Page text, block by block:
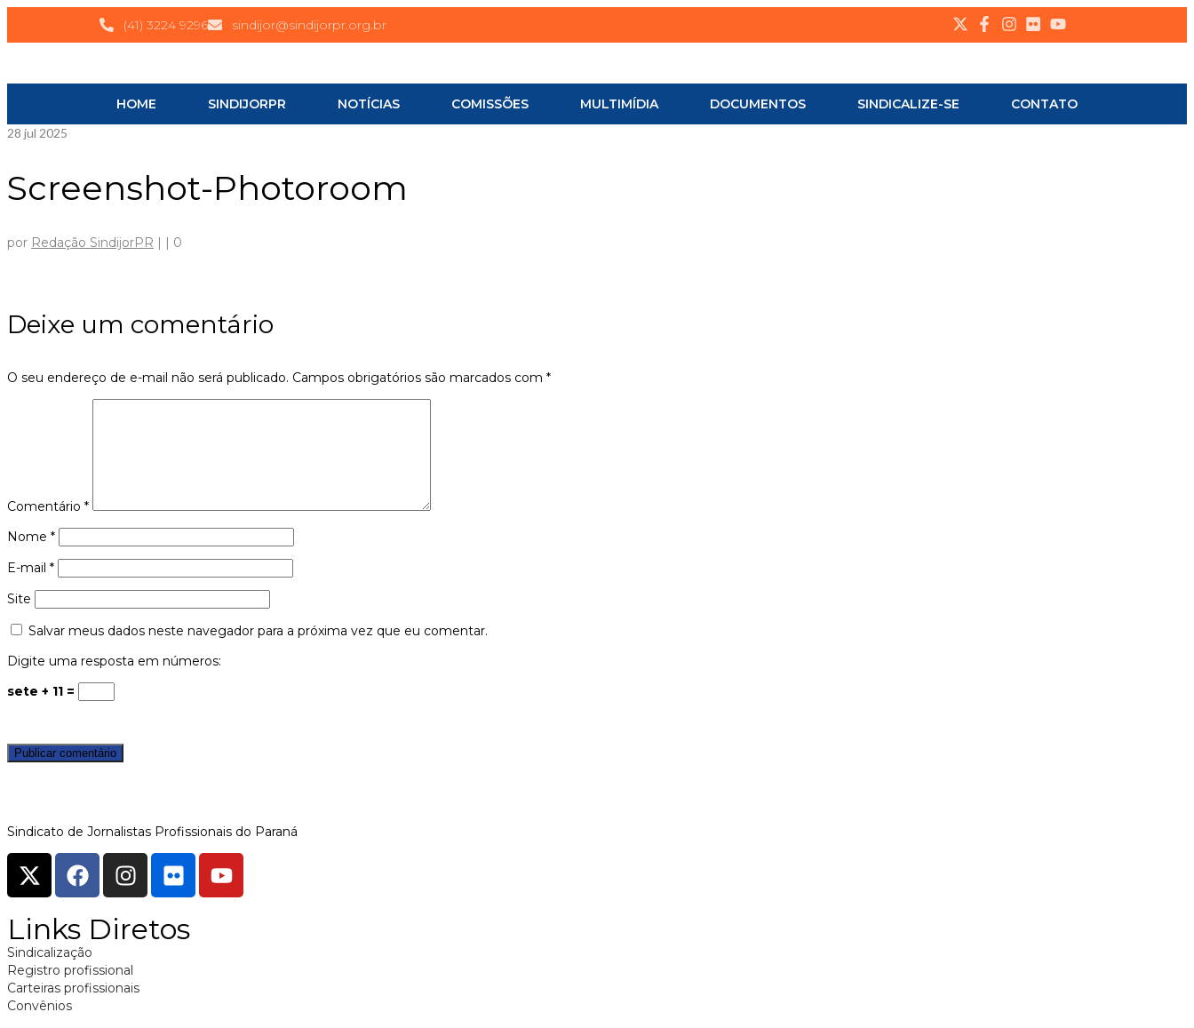
(41) 3224 9296 sindijor@sindijorpr.org.br
HOME SINDIJORPR NOTÍCIAS COMISSÕES MULTIMÍDIA DOCUMENTOS SINDICALIZE-SE CONTATO
28 jul 2025
Screenshot-Photoroom
por Redação SindijorPR | | 0
Deixe um comentário
O seu endereço de e-mail não será publicado. Campos obrigatórios são marcados com *
Comentário *
Nome *
E-mail *
Site
Salvar meus dados neste navegador para a próxima vez que eu comentar.
Digite uma resposta em números:
sete + 11 =
Sindicato de Jornalistas Profissionais do Paraná
Links Diretos
Sindicalização
Registro profissional
Carteiras profissionais
Convênios